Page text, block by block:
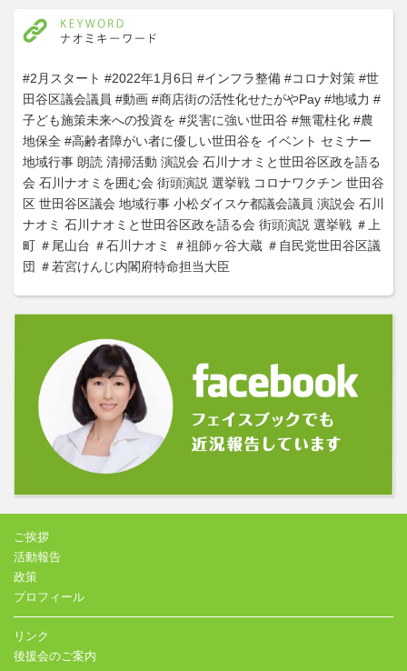
#2月スタート #2022年1月6日 #インフラ整備 #コロナ対策 #世
田谷区議会議員 #動画 #商店街の活性化せたがやPay #地域力 #
子ども施策未来への投資を #災害に強い世田谷 #無電柱化 #農
地保全 #高齢者障がい者に優しい世田谷を イベント セミナー
地域行事 朗読 清掃活動 演説会 石川ナオミと世田谷区政を語る
会 石川ナオミを囲む会 街頭演説 選挙戦 コロナワクチン 世田谷
区 世田谷区議会 地域行事 小松ダイスケ都議会議員 演説会 石川
ナオミ 石川ナオミと世田谷区政を語る会 街頭演説 選挙戦 ＃上
町 ＃尾山台 ＃石川ナオミ ＃祖師ヶ谷大蔵 ＃自民党世田谷区議
団 ＃若宮けんじ内閣府特命担当大臣
ご挨拶
活動報告
政策
プロフィール
リンク
後援会のご案内